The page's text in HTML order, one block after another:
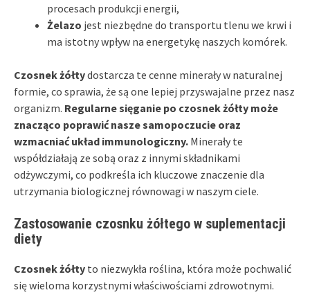
procesach produkcji energii,
Żelazo jest niezbędne do transportu tlenu we krwi i
ma istotny wpływ na energetykę naszych komórek.
Czosnek żółtydostarcza te cenne minerały w naturalnej
formie, co sprawia, że są one lepiej przyswajalne przez nasz
organizm. Regularne sięganie po czosnek żółty może
znacząco poprawić nasze samopoczucie oraz
wzmacniać układ immunologiczny. Minerały te
współdziałają ze sobą oraz z innymi składnikami
odżywczymi, co podkreśla ich kluczowe znaczenie dla
utrzymania biologicznej równowagi w naszym ciele.
Zastosowanie czosnku żółtego w suplementacji
diety
Czosnek żółty to niezwykła roślina, która może pochwalić
się wieloma korzystnymi właściwościami zdrowotnymi.